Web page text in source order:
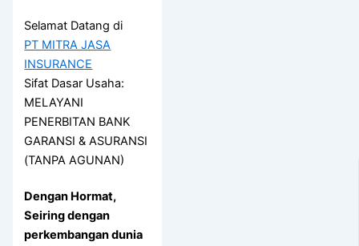
Selamat Datang di
PT MITRA JASA
INSURANCE
Sifat Dasar Usaha:
MELAYANI
PENERBITAN BANK
GARANSI & ASURANSI
(TANPA AGUNAN)
Dengan Hormat,
Seiring dengan
perkembangan dunia